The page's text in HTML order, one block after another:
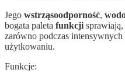
Jego wstrząsoodporność,
bogata paleta funkcji
zarówno podczas
użytkowaniu.
Funkcje: